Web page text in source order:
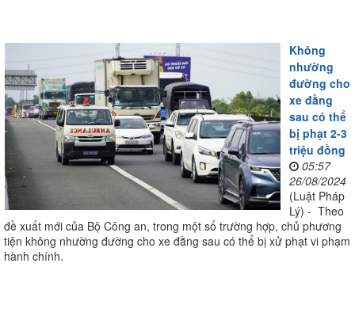
Không
nhường
đường cho
xe đằng
sau có thể
bị phạt 2-3
triệu đồng
05:57
26/08/2024
(Luật Pháp
Lý) - Theo
đề xuất mới của Bộ Công an, trong một số trường hợp, chủ phương
tiện không nhường đường cho xe đằng sau có thể bị xử phạt vi phạm
hành chính.